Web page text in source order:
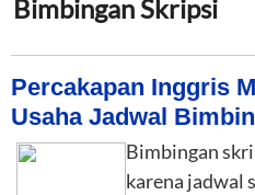
Bimbingan Skripsi
Percakapan Inggris
Usaha Jadwal
Bimbingan
karena jadwal